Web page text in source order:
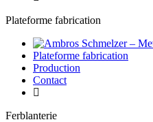
Plateforme fabrication
Plateforme fabrication
Production
Contact
Ferblanterie